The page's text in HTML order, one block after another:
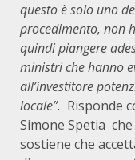
questo è solo uno
procedimento, non
quindi piangere
ministri che hanno
all’investitore
locale”. Risponde
Simone Spetia
sostiene che